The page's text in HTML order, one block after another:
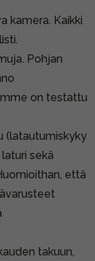
kamera. Kaikki
Pohjan
on testattu
(latautumiskyky
sekä
että
takuun,